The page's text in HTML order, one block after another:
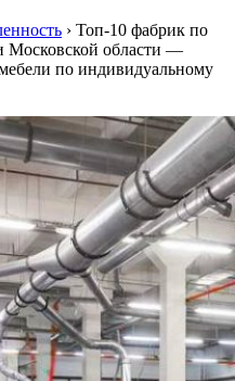
› Топ-10 фабрик по
Московской области —
по индивидуальному